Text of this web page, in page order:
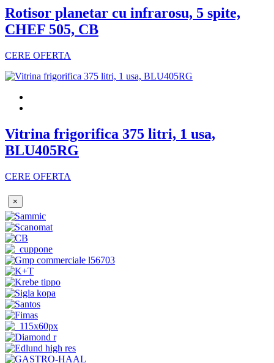
Rotisor planetar cu infrarosu, 5 spite,
CHEF 505, CB
CERE OFERTA
Vitrina frigorifica 375 litri, 1 usa,
BLU405RG
CERE OFERTA
×